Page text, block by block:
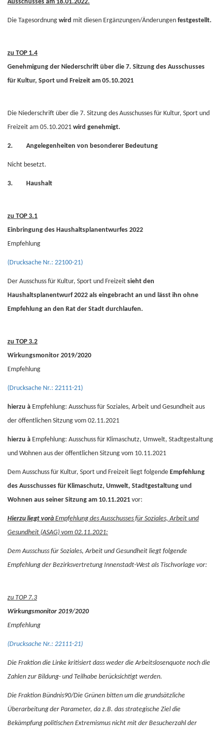
Ausschusses am 18.01.2022.
Die Tagesordnung wird mit diesen Ergänzungen/Änderungen festgestellt.
zu TOP 1.4
Genehmigung der Niederschrift über die 7. Sitzung des Ausschusses
für Kultur, Sport und Freizeit am 05.10.2021
Die Niederschrift über die 7. Sitzung des Ausschusses für Kultur, Sport und
Freizeit am 05.10.2021 wird genehmigt.
2. Angelegenheiten von besonderer Bedeutung
Nicht besetzt.
3. Haushalt
zu TOP 3.1
Einbringung des Haushaltsplanentwurfes 2022
Empfehlung
(Drucksache Nr.: 22100-21)
Der Ausschuss für Kultur, Sport und Freizeit sieht den
Haushaltsplanentwurf 2022 als eingebracht an und lässt ihn ohne
Empfehlung an den Rat der Stadt durchlaufen.
zu TOP 3.2
Wirkungsmonitor 2019/2020
Empfehlung
(Drucksache Nr.: 22111-21)
hierzu à Empfehlung: Ausschuss für Soziales, Arbeit und Gesundheit aus
der öffentlichen Sitzung vom 02.11.2021
hierzu à Empfehlung: Ausschuss für Klimaschutz, Umwelt, Stadtgestaltung
und Wohnen aus der öffentlichen Sitzung vom 10.11.2021
Dem Ausschuss für Kultur, Sport und Freizeit liegt folgende Empfehlung
des Ausschusses für Klimaschutz, Umwelt, Stadtgestaltung und
Wohnen aus seiner Sitzung am 10.11.2021 vor:
Hierzu liegt vorà Empfehlung des Ausschusses für Soziales, Arbeit und
Gesundheit (ASAG) vom 02.11.2021:
Dem Ausschuss für Soziales, Arbeit und Gesundheit liegt folgende
Empfehlung der Bezirksvertretung Innenstadt-West als Tischvorlage vor:
zu TOP 7.3
Wirkungsmonitor 2019/2020
Empfehlung
(Drucksache Nr.: 22111-21)
Die Fraktion die Linke kritisiert dass weder die Arbeitslosenquote noch die
Zahlen zur Bildung- und Teilhabe berücksichtigt werden.
Die Fraktion Bündnis90/Die Grünen bitten um die grundsätzliche
Überarbeitung der Parameter, da z.B. das strategische Ziel die
Bekämpfung politischen Extremismus nicht mit der Besucherzahl der